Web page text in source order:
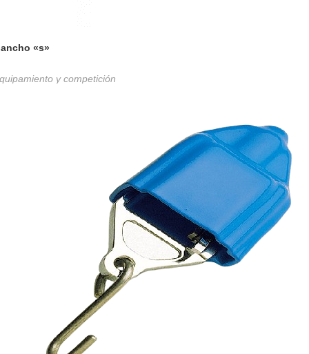
«s»
y competición